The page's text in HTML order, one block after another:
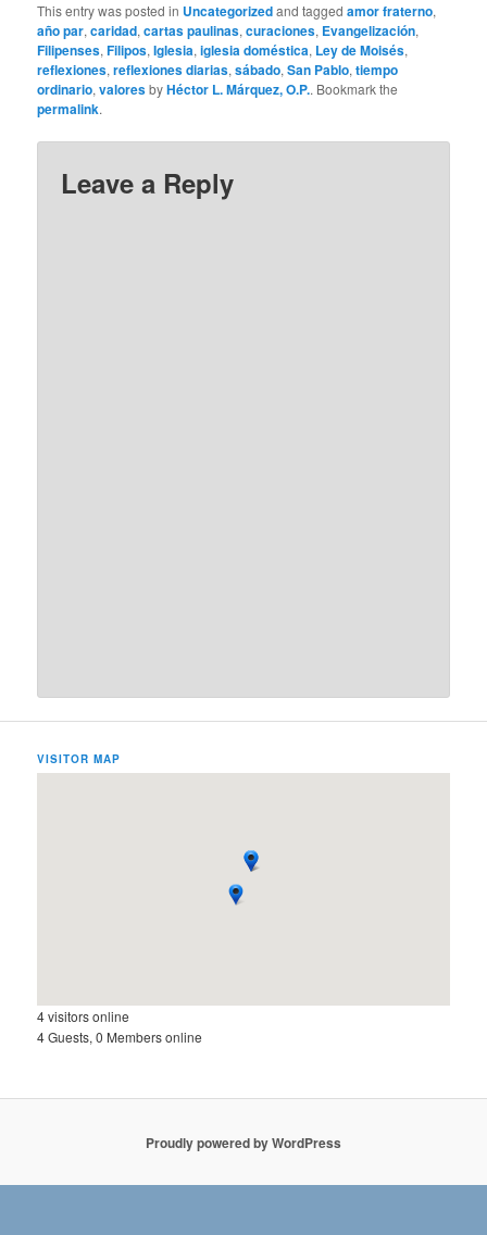
This entry was posted in Uncategorizedand taggedamor fraterno,
año par,caridad,cartas paulinas,curaciones, Evangelización,
Filipenses,Filipos,Iglesia,iglesia doméstica, Ley de Moisés,
reflexiones,reflexiones diarias,sábado,San Pablo,tiempo
ordinario,valoresbyHéctor L. Márquez, O.P.. Bookmark the
permalink.
Leave a Reply
VISITOR MAP
4 visitors online
4 Guests, 0 Members online
Proudly powered by WordPress